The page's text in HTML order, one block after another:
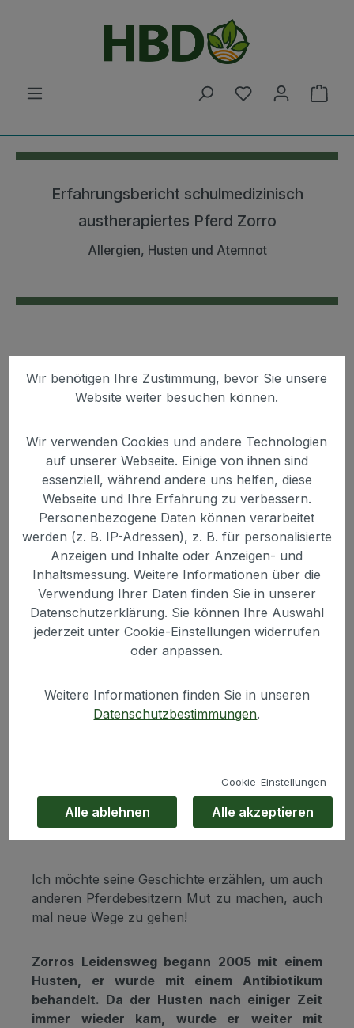
Du hast 0
Erfahrungsbericht schulmedizinisch
austherapiertes Pferd Zorro
Allergien, Husten und Atemnot
Hallo Frau Beifuß, heute möchte ich mich noch
einmal bei Ihnen bedanken, dass Zorro noch
Ich möchte seine Geschichte erzählen, um auch
anderen Pferdebesitzern Mut zu machen, auch
mal neue Wege zu gehen!
Zorros Leidensweg begann 2005 mit einem
Husten, er wurde mit einem Antibiotikum
behandelt. Da der Husten nach einiger Zeit
immer wieder kam, wurde er weiter mit
Wir benötigen Ihre Zustimmung, bevor Sie unsere
Website weiter besuchen können.
Wir verwenden Cookies und andere Technologien
auf unserer Webseite. Einige von ihnen sind
essenziell, während andere uns helfen, diese
Webseite und Ihre Erfahrung zu verbessern.
Personenbezogene Daten können verarbeitet
werden (z. B. IP-Adressen), z. B. für personalisierte
Anzeigen und Inhalte oder Anzeigen- und
Inhaltsmessung. Weitere Informationen über die
Verwendung Ihrer Daten finden Sie in unserer
Datenschutzerklärung. Sie können Ihre Auswahl
jederzeit unter Cookie-Einstellungen widerrufen
oder anpassen.
Weitere Informationen finden Sie in unseren
Datenschutzbestimmungen.
Cookie-Einstellungen
Alle ablehnen Alle akzeptieren